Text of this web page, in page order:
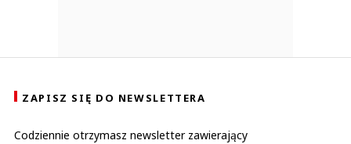
ZAPISZ SIĘ DO NEWSLETTERA
Codziennie otrzymasz newsletter zawierający